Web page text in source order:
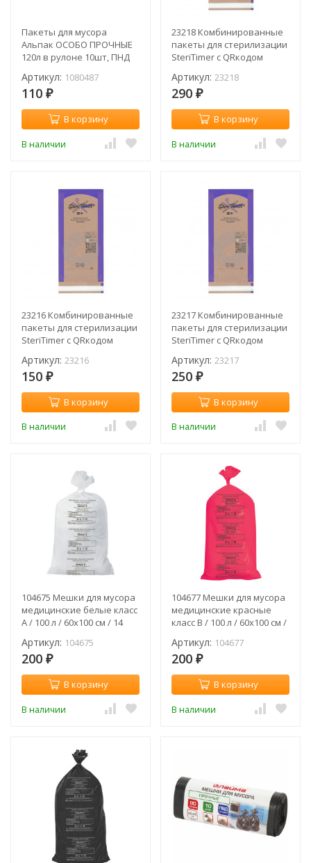
Пакеты для мусора
Альпак ОСОБО ПРОЧНЫЕ
120л в рулоне 10шт, ПНД
1080487
Артикул: 1080487
110 ₽
В корзину
В наличии
23218 Комбинированные
пакеты для стерилизации
SteriTimer с QRкодом
Артикул: 23218
290 ₽
В корзину
В наличии
23216 Комбинированные
пакеты для стерилизации
SteriTimer с QRкодом
Артикул: 23216
150 ₽
В корзину
В наличии
23217 Комбинированные
пакеты для стерилизации
SteriTimer с QRкодом
Артикул: 23217
250 ₽
В корзину
В наличии
104675 Мешки для мусора
медицинские белые класс
А / 100 л / 60х100 см / 14
Артикул: 104675
200 ₽
В корзину
В наличии
104677 Мешки для мусора
медицинские красные
класс В / 100 л / 60х100 см /
Артикул: 104677
200 ₽
В корзину
В наличии